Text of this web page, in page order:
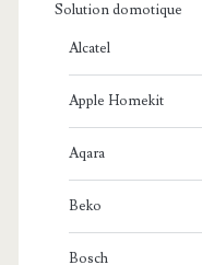
Solution domotique
Alcatel
Apple Homekit
Aqara
Beko
Bosch